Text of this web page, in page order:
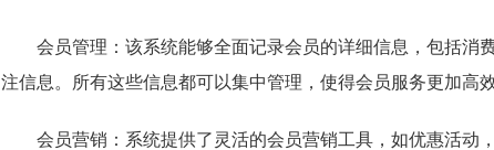
会员管理：该系统能够全面记录会员的详细信息，包括消
注信息。所有这些信息都可以集中管理，使得会员服务更加高
会员营销：系统提供了灵活的会员营销工具，如优惠活动